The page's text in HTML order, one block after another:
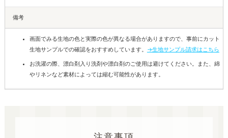
備考
画面でみる生地の色と実際の色が異なる場合がありますので、事前にカット
生地サンプルでの確認をおすすめしています。 →生地サンプル請求はこちら
お洗濯の際、漂白剤入り洗剤や漂白剤のご使用は避けてください。また、綿
やリネンなど素材によっては縮む可能性があります。